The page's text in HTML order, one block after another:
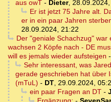
aus owT - Dieter,
Er ist jetzt 75 Jahre alt.
er in ein paar Jahren
28.09.2024, 21:22
Der "geniale Schachzug"
wachsen 2 Köpfe nach - DE
will es jemals wieder aufsteigen -
Sehr interessant, was
gerade geschrieben hat über
(mTuL) - DT, 29.09.2024,
ein paar Fragen an DT-